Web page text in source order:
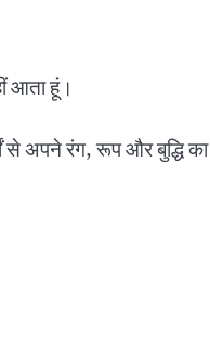
आता हूं।
से अपने रंग, रूप और बुद्धि का